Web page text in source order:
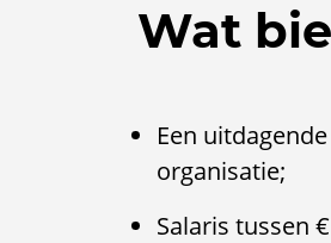
Wat
Een
organisatie;
Salaris tussen